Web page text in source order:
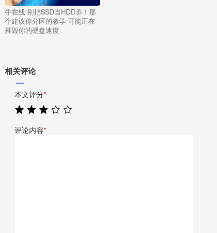
牛在线 别把SSD当HDD养！那
个建议你分区的教学 可能正在
摧毁你的硬盘速度
相关评论
本文评分*
评论内容*